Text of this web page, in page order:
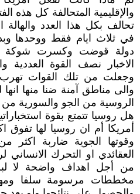
والإقليمية المتحالفة كل هذه
تحالف بكل هذا العدد والهالة
في ثلاث ايام فقط ووحدها
دولة قوضت وكسرت
الاخبار نصف القوة العددية
وجعلت من تلك القوات تهرب
والى مناطق آمنة ضنا منها
الروسية من الجو والسورية
هل روسيا تتمتع بقوة
أمريكا أم ان روسيا لها تفوق
وقوتها الجوية ضاربة اكثر
العقائدي او التحرك
من أجل اهداف واضحة لا
مخططات مرسومة سلفا